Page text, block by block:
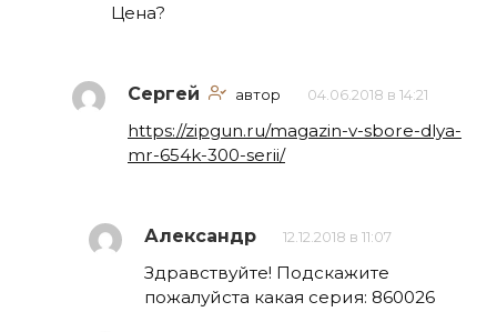
Цена?
Сергей автор 04.06.2018 в 14:21
https://zipgun.ru/magazin-v-sbore-dlya-
mr-654k-300-serii/
Александр 12.12.2018 в 11:07
Здравствуйте! Подскажите
пожалуйста какая серия: 860026